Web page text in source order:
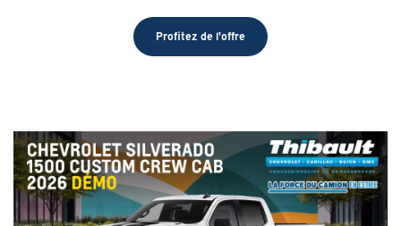
Profitez de l'offre